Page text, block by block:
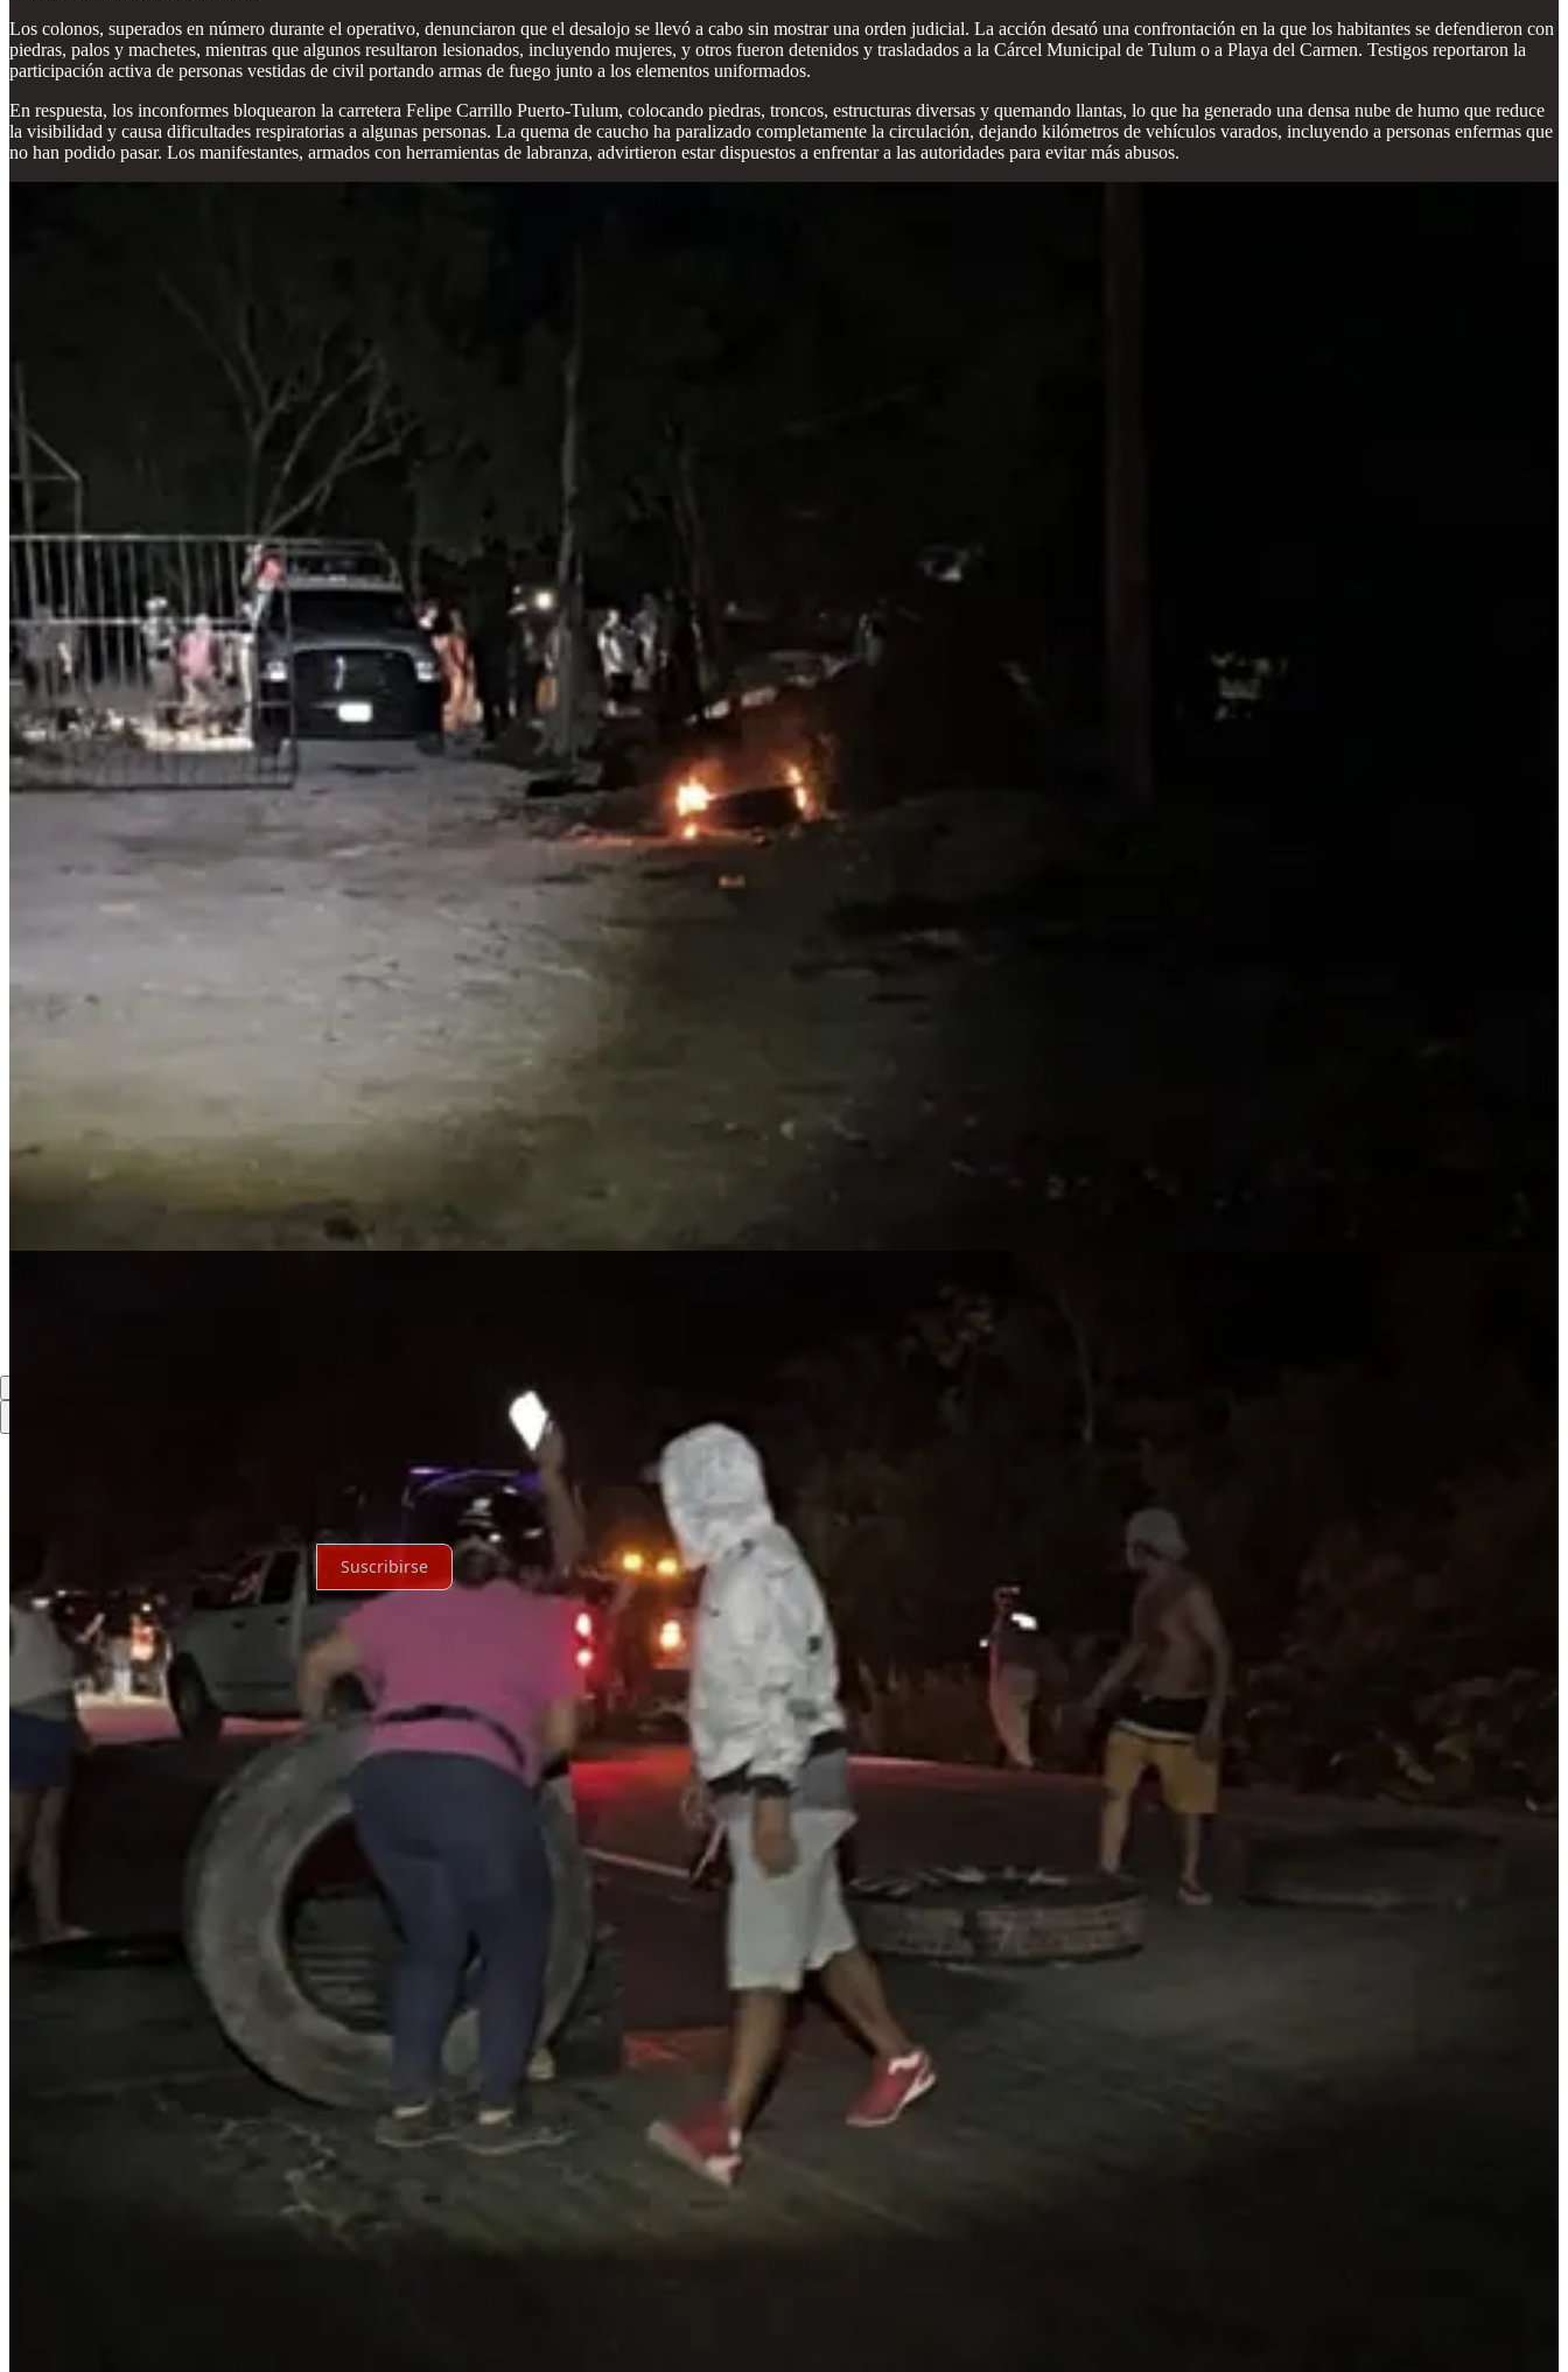
Los colonos, superados en número durante el operativo, denunciaron que el desalojo se llevó a cabo sin mostrar una orden judicial. La acción desató una confrontación en la que los habitantes se defendieron con
piedras, palos y machetes, mientras que algunos resultaron lesionados, incluyendo mujeres, y otros fueron detenidos y trasladados a la Cárcel Municipal de Tulum o a Playa del Carmen. Testigos reportaron la
participación activa de personas vestidas de civil portando armas de fuego junto a los elementos uniformados.
En respuesta, los inconformes bloquearon la carretera Felipe Carrillo Puerto-Tulum, colocando piedras, troncos, estructuras diversas y quemando llantas, lo que ha generado una densa nube de humo que reduce
la visibilidad y causa dificultades respiratorias a algunas personas. La quema de caucho ha paralizado completamente la circulación, dejando kilómetros de vehículos varados, incluyendo a personas enfermas que
no han podido pasar. Los manifestantes, armados con herramientas de labranza, advirtieron estar dispuestos a enfrentar a las autoridades para evitar más abusos.
Los habitantes exigen la intervención de la gobernadora del estado para que se les permita regresar al asentamiento "Tren Maya" o, en su defecto, se les asigne otro lugar para vivir. También demandan la
devolución o compensación por objetos de valor que, según denuncian, fueron destruidos o robados por los agentes policiacos durante el desalojo.
Hasta el momento, las autoridades no han emitido una versión oficial sobre los hechos. La tensión persiste en la zona, con bloqueos continuos y la presencia de colonos inconformes, lo que mantiene afectada la
movilidad en esta vía federal.
Suscribirse
© 2026 Expediente Quintana Roo·Privacidad∙Términos Aviso de recolección
Crea tu Substack
Descargar la app
Substackes el hogar de la gran cultura